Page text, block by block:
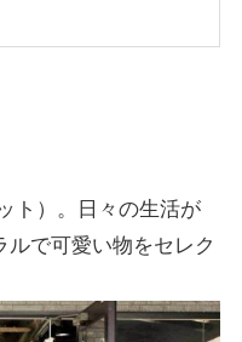
ト）。日々の生活が
ルで可愛い物をセレク